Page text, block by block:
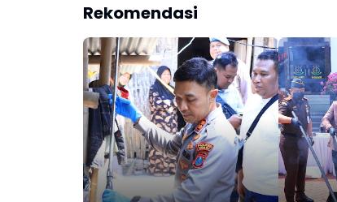
Rekomendasi